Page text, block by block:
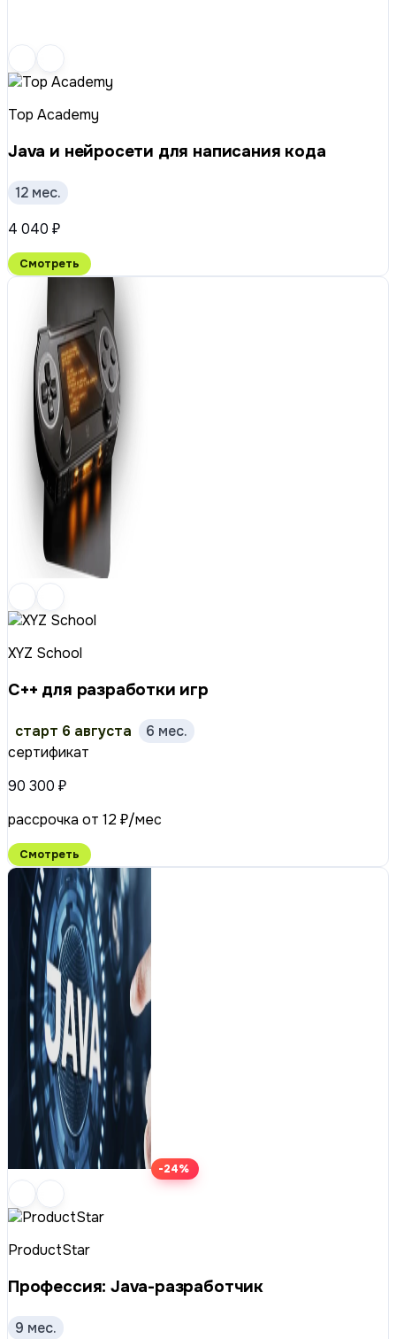
Top Academy
Java и нейросети для написания кода
12 мес.
4 040 ₽
Смотреть
XYZ School
C++ для разработки игр
старт 6 августа
6 мес.
сертификат
90 300 ₽
рассрочка от 12 ₽/мес
Смотреть
-24%
ProductStar
Профессия: Java-разработчик
9 мес.